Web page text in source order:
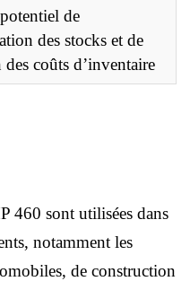
de
des stocks et de
coûts d’inventaire
460 sont utilisées dans
notamment les
de construction